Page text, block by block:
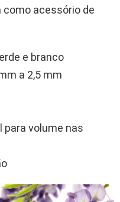
como acessório de
e branco
a 2,5 mm
para volume nas